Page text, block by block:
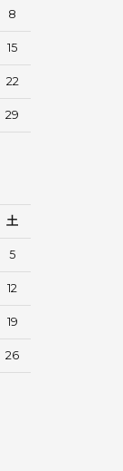
8
15
22
29
土
5
12
19
26